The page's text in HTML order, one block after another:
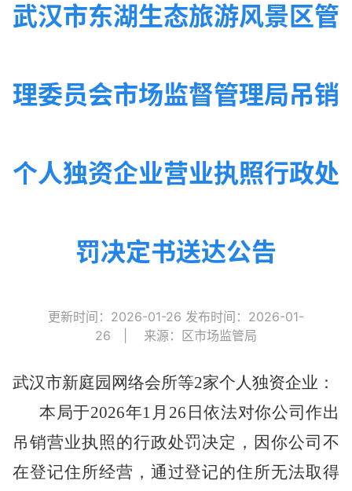
武汉市东湖生态旅游风景区管
理委员会市场监督管理局吊销
个人独资企业营业执照行政处
罚决定书送达公告
更新时间：2026-01-26 发布时间：2026-01-
26
来源：区市场监管局
武汉市新庭园网络会所等2家个人独资企业 ：
本局于2026年1月26 日依法对你公司作出
吊销营业执照的行政处罚决定，因你公司不
在登记住所经营，通过登记的住所无法取得